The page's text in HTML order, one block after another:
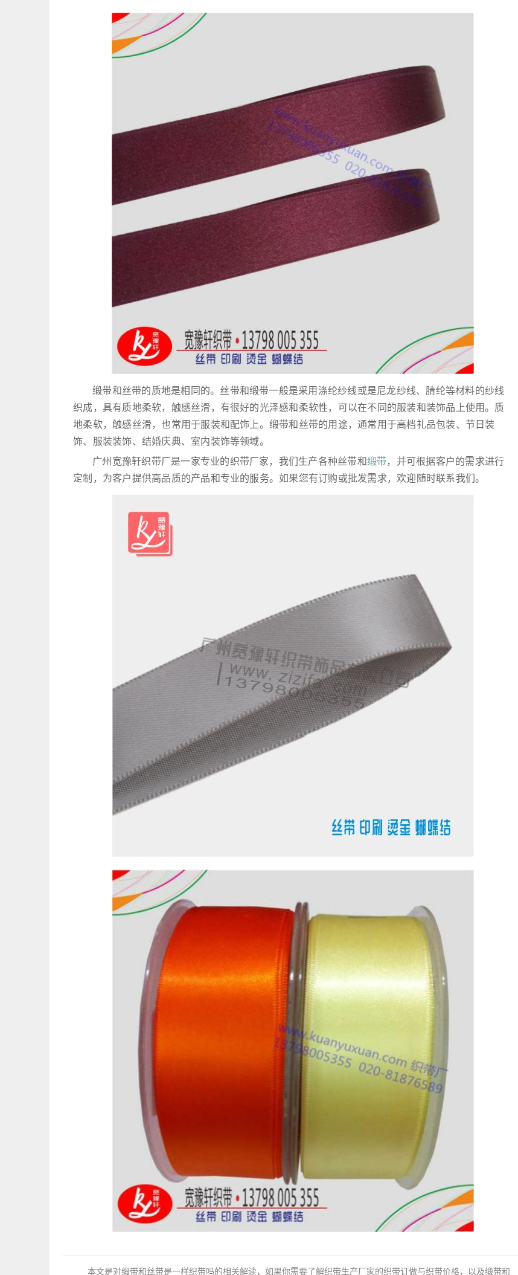
缎带和丝带的质地是相同的。丝带和缎带一般是采用涤纶纱线或是尼龙纱线、腈纶等材料的纱线
织成，具有质地柔软，触感丝滑，有很好的光泽感和柔软性，可以在不同的服装和装饰品上使用。质
地柔软，触感丝滑，也常用于服装和配饰上。缎带和丝带的用途，通常用于高档礼品包装、节日装
饰、服装装饰、结婚庆典、室内装饰等领域。
广州宽豫轩织带厂是一家专业的织带厂家，我们生产各种丝带和缎带，并可根据客户的需求进行
定制，为客户提供高品质的产品和专业的服务。如果您有订购或批发需求，欢迎随时联系我们。
本文是对缎带和丝带是一样织带吗的相关解读，如果你需要了解织带生产厂家的织带订做与织带价格，以及缎带和